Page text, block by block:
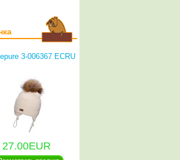
3-006367 ECRU
27.00EUR